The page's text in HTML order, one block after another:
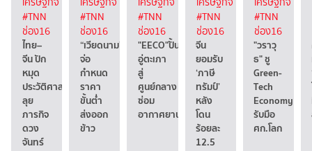
#TNN
ช่อง16
ไทย–
จีน ปัก
หมุด
ประวัติศาสตร์
ลุย
ภารกิจ
ดวง
จันทร์
#TNN
ช่อง16
“เวียดนาม”
จ่อ
กำหนด
ราคา
ขั้นต่ำ
ส่งออก
ข้าว
#TNN
ช่อง16
"EECO"ปั้น
อู่ตะเภา
สู่
ศูนย์กลาง
ซ่อม
อากาศยาน
#TNN
ช่อง16
จีน
ยอมรับ
‘ภาษี
ทรัมป์’
หลัง
โดน
ร้อยละ
12.5
#TNN
ช่อง16
"วราวุ
ธ" ชู
Green-
Tech
Economy
รับมือ
ศก.โลก